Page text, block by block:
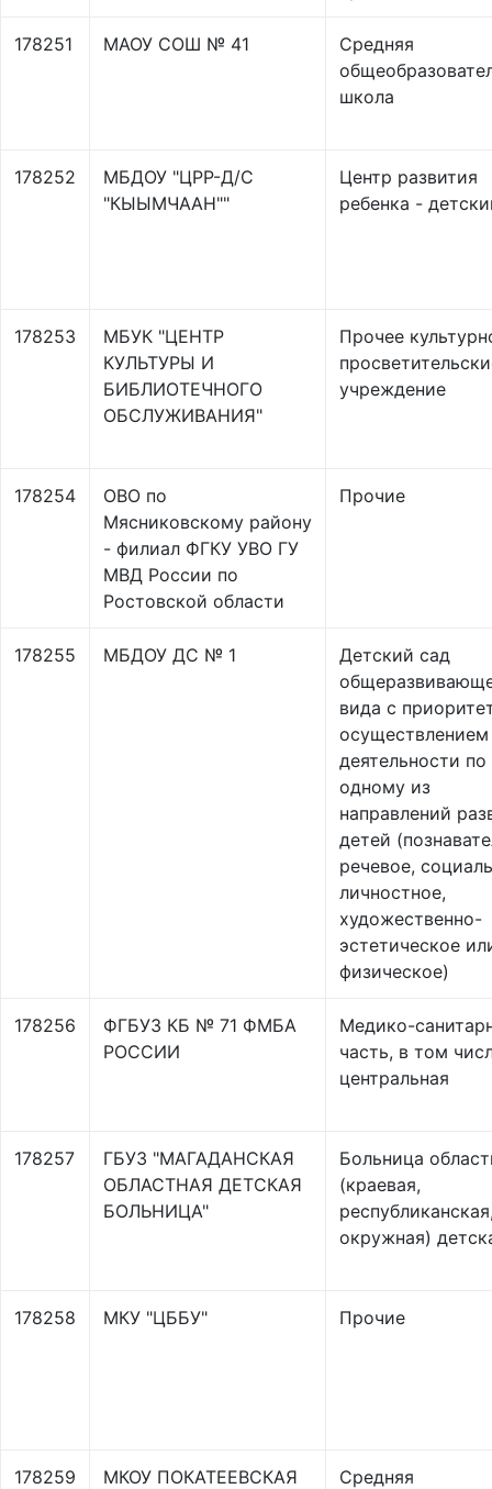
178251 МАОУ СОШ № 41
Средняя
школа
178252
МБДОУ "ЦРР-Д/С
"КЫЫМЧААН""
Центр развития
ребенка -
178253
МБУК "ЦЕНТР
КУЛЬТУРЫ И
БИБЛИОТЕЧНОГО
ОБСЛУЖИВАНИЯ"
Прочее
учреждение
178254
ОВО по
Мясниковскому району
- филиал ФГКУ УВО ГУ
МВД России по
Ростовской области
Прочие
178255 МБДОУ ДС № 1
Детский сад
вида с
осуществлением
деятельности по
одному из
направлений
детей
речевое,
личностное,
художественно-
эстетическое
физическое)
178256
ФГБУЗ КБ № 71 ФМБА
РОССИИ
Медико-
часть, в том
центральная
178257
ГБУЗ "МАГАДАНСКАЯ
ОБЛАСТНАЯ ДЕТСКАЯ
БОЛЬНИЦА"
Больница
(краевая,
окружная)
178258 МКУ "ЦББУ" Прочие
178259
МКОУ ПОКАТЕЕВСКАЯ
Средняя